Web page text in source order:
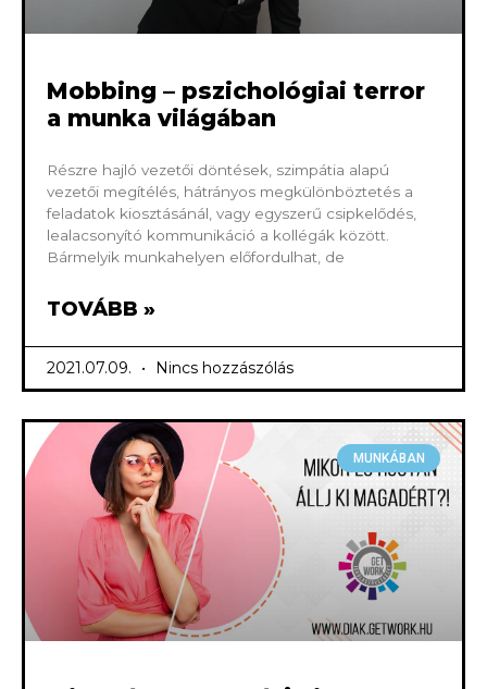
Mobbing – pszichológiai terror
a munka világában
Részre hajló vezetői döntések, szimpátia alapú
vezetői megítélés, hátrányos megkülönböztetés a
feladatok kiosztásánál, vagy egyszerű csipkelődés,
lealacsonyító kommunikáció a kollégák között.
Bármelyik munkahelyen előfordulhat, de
TOVÁBB »
2021.07.09. Nincs hozzászólás
MUNKÁBAN